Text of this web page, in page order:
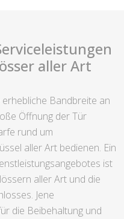
aller Art
Bandbreite an
Öffnung der Tür
rund um
aller Art bedienen. Ein
ist
aller Art und die
Jene
die Beibehaltung und